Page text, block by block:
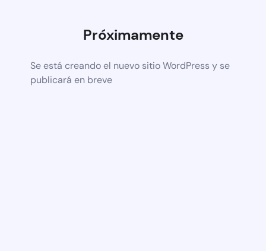
Próximamente
Se está creando el nuevo sitio WordPress y se
publicará en breve